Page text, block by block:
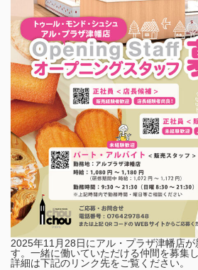
2025年11月28日にアル・プラザ津幡店が
す。一緒に働いていただける仲間を募集
詳細は下記のリンク先をご覧ください。